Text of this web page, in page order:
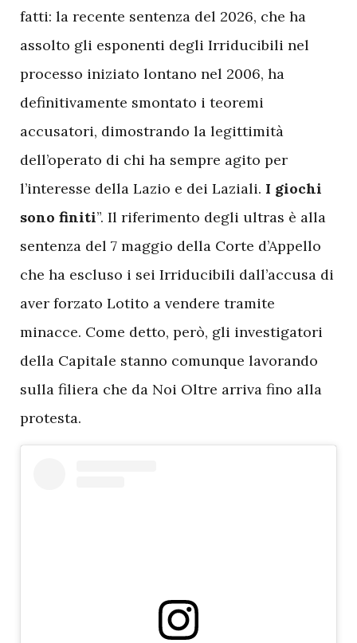
fatti: la recente sentenza del 2026, che ha
assolto gli esponenti degli Irriducibili nel
processo iniziato lontano nel 2006, ha
definitivamente smontato i teoremi
accusatori, dimostrando la legittimità
dell’operato di chi ha sempre agito per
l’interesse della Lazio e dei Laziali. I giochi
sono finiti”. Il riferimento degli ultras è alla
sentenza del 7 maggio della Corte d’Appello
che ha escluso i sei Irriducibili dall’accusa di
aver forzato Lotito a vendere tramite
minacce. Come detto, però, gli investigatori
della Capitale stanno comunque lavorando
sulla filiera che da Noi Oltre arriva fino alla
protesta.